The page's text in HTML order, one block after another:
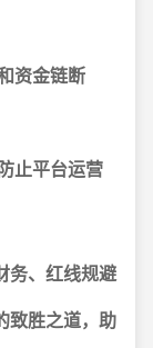
资金链断
止平台运营
务、红线规避
致胜之道，助